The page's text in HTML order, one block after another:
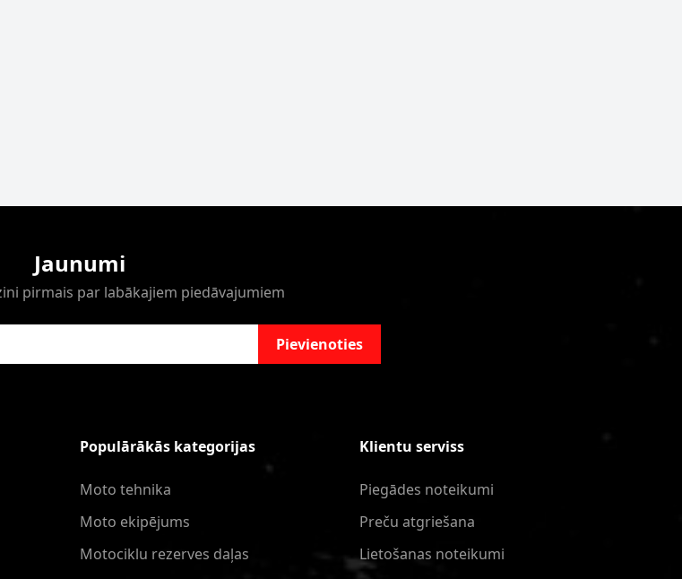
Jaunumi
pirmais par labākajiem piedāvajumiem
Pievienoties
Populārākās kategorijas
Moto tehnika
Moto ekipējums
Motociklu rezerves daļas
Klientu serviss
Piegādes noteikumi
Preču atgriešana
Lietošanas noteikumi